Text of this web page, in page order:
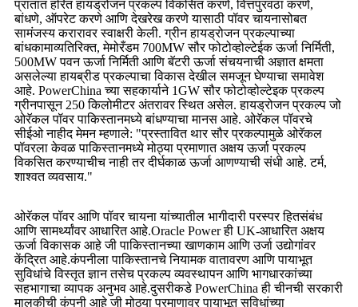
प्रांतात हरित हायड्रोजन प्रकल्प विकसित करणे, वित्तपुरवठा करणे,
बांधणे, ऑपरेट करणे आणि देखरेख करणे यासाठी पॉवर चायनासोबत
सामंजस्य करारावर स्वाक्षरी केली. ग्रीन हायड्रोजन प्रकल्पाच्या
बांधकामाव्यतिरिक्त, मेमोरँडम 700MW सौर फोटोव्होल्टेईक ऊर्जा निर्मिती,
500MW पवन ऊर्जा निर्मिती आणि बॅटरी ऊर्जा संचयनाची अज्ञात क्षमता
असलेल्या हायब्रीड प्रकल्पाचा विकास देखील समजून घेण्याचा समावेश
आहे. PowerChina च्या सहकार्याने 1GW सौर फोटोव्होल्टेइक प्रकल्प
ग्रीनपासून 250 किलोमीटर अंतरावर स्थित असेल. हायड्रोजन प्रकल्प जो
ओरॅकल पॉवर पाकिस्तानमध्ये बांधण्याचा मानस आहे. ओरॅकल पॉवरचे
सीईओ नाहीद मेमन म्हणाले: "प्रस्तावित थार सौर प्रकल्पामुळे ओरॅकल
पॉवरला केवळ पाकिस्तानमध्ये मोठ्या प्रमाणात अक्षय ऊर्जा प्रकल्प
विकसित करण्याचीच नाही तर दीर्घकाळ ऊर्जा आणण्याची संधी आहे. टर्म,
शाश्वत व्यवसाय."
ओरॅकल पॉवर आणि पॉवर चायना यांच्यातील भागीदारी परस्पर हितसंबंध
आणि सामर्थ्यांवर आधारित आहे.Oracle Power ही UK-आधारित अक्षय
ऊर्जा विकासक आहे जी पाकिस्तानच्या खाणकाम आणि उर्जा उद्योगांवर
केंद्रित आहे.कंपनीला पाकिस्तानचे नियामक वातावरण आणि पायाभूत
सुविधांचे विस्तृत ज्ञान तसेच प्रकल्प व्यवस्थापन आणि भागधारकांच्या
सहभागाचा व्यापक अनुभव आहे.दुसरीकडे PowerChina ही चीनची सरकारी
मालकीची कंपनी आहे जी मोठ्या प्रमाणावर पायाभूत सुविधांच्या